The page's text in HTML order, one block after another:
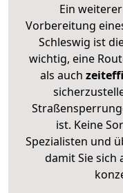
Ein
Vorbereitung
Schleswig ist
wichtig, eine
als auch
ist. Keine
Spezialisten und
damit Sie sich